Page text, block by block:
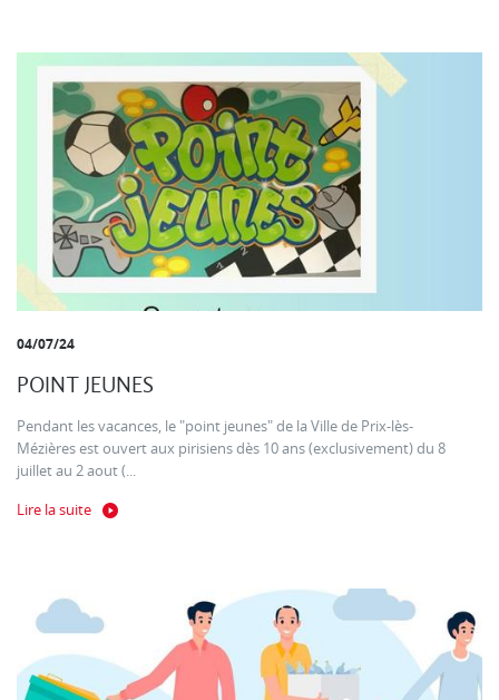
04/07/24
POINT JEUNES
Pendant les vacances, le "point jeunes" de la Ville de Prix-lès-
Mézières est ouvert aux pirisiens dès 10 ans (exclusivement) du 8
juillet au 2 aout (...
Lire la suite